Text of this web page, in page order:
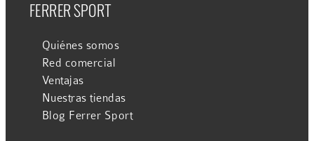
FERRER SPORT
Quiénes somos
Red comercial
Ventajas
Nuestras tiendas
Blog Ferrer Sport